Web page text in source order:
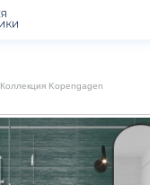
Коллекция Kopengagen